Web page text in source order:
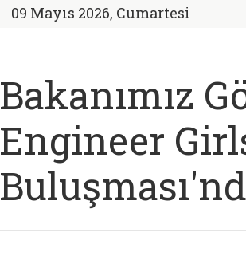
09 Mayıs 2026, Cumartesi
Bakanımız
Engineer